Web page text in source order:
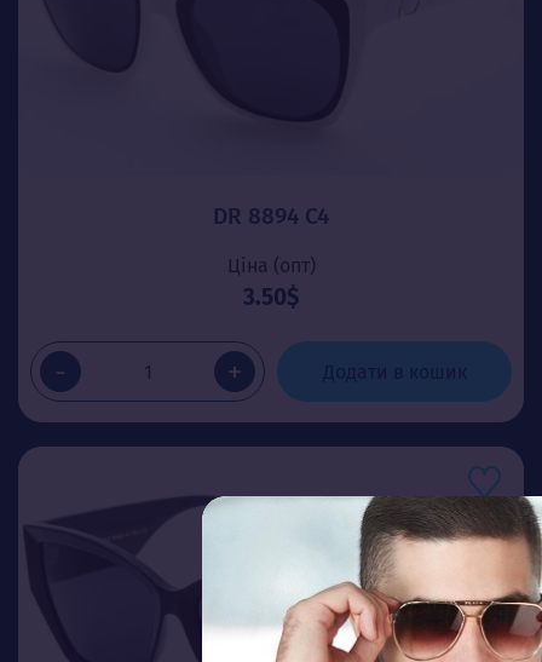
DR 8894 C4
Ціна (опт)
3.50$
- + Додати в кошик